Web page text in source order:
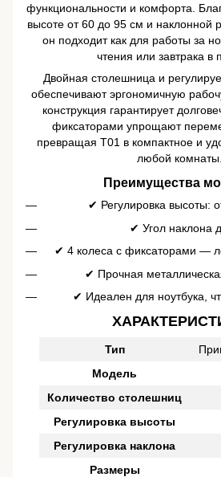
функциональности и комфорта.
высоте от 60 до 95 см и наклонной
он подходит как для работы за
чтения или завтрака в
Двойная столешница и
обеспечивают эргономичную
конструкция гарантирует
фиксаторами упрощают
превращая T01 в компактное и
любой комнаты.
Преимущества
✔ Регулировка высоты:
✔ Угол наклона
✔ 4 колеса с фиксаторами —
✔ Прочная
✔ Идеален для ноутбука,
Тип
Модель
Количество столешниц
Регулировка высоты
Регулировка наклона
Размеры